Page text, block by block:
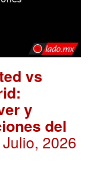
vs
y
del
2026